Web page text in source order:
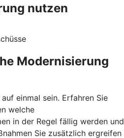
nutzen
Modernisierung
einmal sein. Erfahren Sie
welche
in der Regel fällig werden und
Sie zusätzlich ergreifen